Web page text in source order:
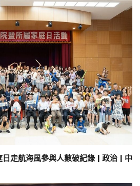
走航海風參與人數破紀錄 | 政治 | 中